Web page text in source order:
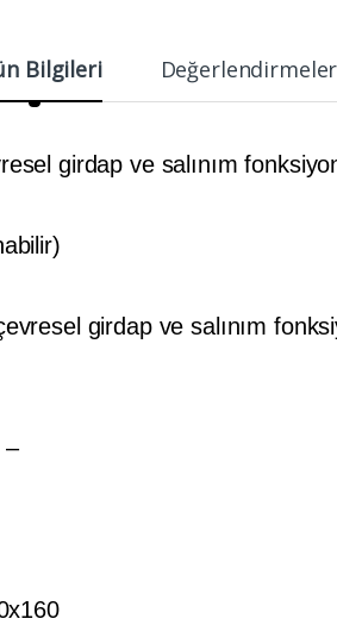
Bilgileri Değerlendirmeler
girdap ve salınım
girdap ve salınım
–